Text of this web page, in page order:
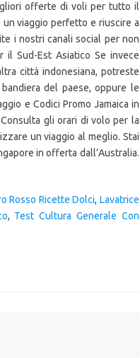
offerte di voli per tutto il
viaggio perfetto e riuscire a
i nostri canali social per non
il Sud-Est Asiatico Se invece
città indonesiana, potreste
del paese, oppure le
e Codici Promo Jamaica in
gli orari di volo per la
un viaggio al meglio. Stai
in offerta dall’Australia.
Rosso Ricette Dolci, Lavatrice
, Test Cultura Generale Con